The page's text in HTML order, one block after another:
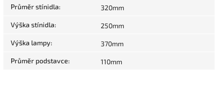
Průměr stínidla: 320mm
Výška stínidla: 250mm
Výška lampy: 370mm
Průměr podstavce: 110mm